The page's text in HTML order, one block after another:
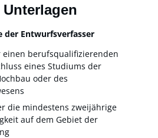
der Entwurfsverfasser
einen berufsqualifizierenden
eines Studiums der
oder des
die mindestens zweijährige
auf dem Gebiet der